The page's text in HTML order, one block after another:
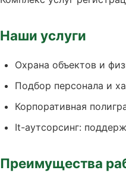
Наши услуги
Охрана объектов и
Подбор персонала и
Корпоративная
It-аутсорсинг:
Преимущества